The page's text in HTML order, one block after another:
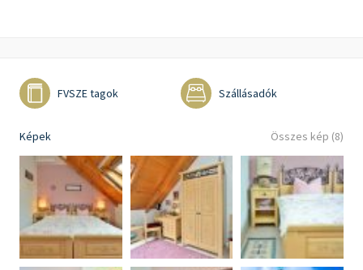
FVSZE tagok Szállásadók
Képek Összes kép (8)